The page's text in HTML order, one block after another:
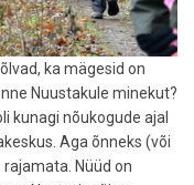
ka mägesid on
Nuustakule minekut?
kunagi nõukogude ajal
Aga õnneks (või
Nüüd on